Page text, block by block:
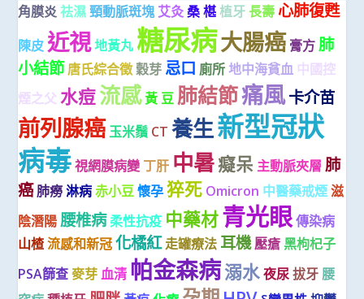
角膜炎 祛濕 頸動脈斑塊 艾灸 桑 椹 植牙 長壽 心肺復甦
陳皮 近視地黃丸 糖尿病大腸癌 膏方 肺
小結節 唐氏綜合徵 穀芽 忌口 廁所 地中海貧血 中國控
煙之父 水痘流感黃 豆 肺結節痛風卡介苗
前列腺癌玉米鬚 CT 養生新型冠狀
病毒 視網膜病變 丁肝 中暑癡呆 主動脈夾層 肺
癌肺癆 淋病 赤小豆 懷孕 猝死 Omicron 中醫藥戒煙 滋
陰潛陽 腰椎病 柔性抗疫 中藥材青光眼傳染病
山楂 流感和新冠 化橘紅 走罐療法 耳機壓瘡 黑枸杞子
PSA篩查 麥芽 血清 帕金森病溺水 夜尿 拔牙 腰